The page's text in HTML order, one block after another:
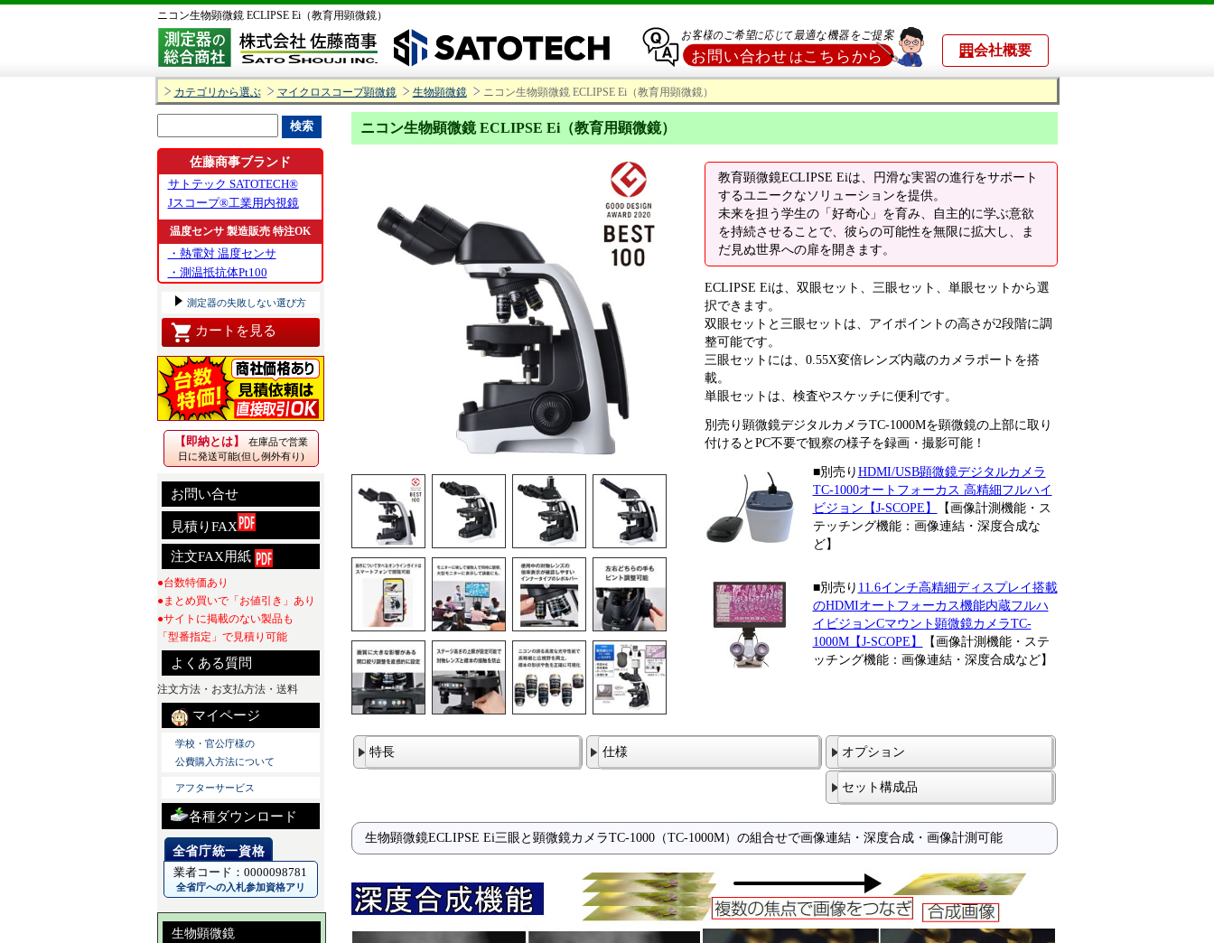
ニコン生物顕微鏡 ECLIPSE Ei（教育用顕微鏡）
会社概要
カテゴリから選ぶ マイクロスコープ顕微鏡 生物顕微鏡 ニコン生物顕微鏡 ECLIPSE Ei（教育用顕微鏡）
ニコン生物顕微鏡 ECLIPSE Ei（教育用顕微鏡）
教育顕微鏡ECLIPSE Eiは、円滑な実習の進行をサポート
するユニークなソリューションを提供。
未来を担う学生の「好奇心」を育み、自主的に学ぶ意欲
を持続させることで、彼らの可能性を無限に拡大し、ま
だ見ぬ世界への扉を開きます。
ECLIPSE Eiは、双眼セット、三眼セット、単眼セットから選
択できます。
双眼セットと三眼セットは、アイポイントの高さが2段階に調
整可能です。
三眼セットには、0.55X変倍レンズ内蔵のカメラポートを搭
載。
単眼セットは、検査やスケッチに便利です。
別売り顕微鏡デジタルカメラTC-1000Mを顕微鏡の上部に取り
付けるとPC不要で観察の様子を録画・撮影可能！
■別売り HDMI/USB顕微鏡デジタルカメラ
TC-1000オートフォーカス 高精細フルハイ
ビジョン【J-SCOPE】
【画像計測機能・ス
テッチング機能：画像連結・深度合成な
ど】
■別売り 11.6インチ高精細ディスプレイ搭載
のHDMIオートフォーカス機能内蔵フルハ
イビジョンCマウント顕微鏡カメラTC-
1000M【J-SCOPE】
【画像計測機能・ステ
ッチング機能：画像連結・深度合成など】
特長 仕様 オプション
セット構成品
生物顕微鏡ECLIPSE Ei三眼と顕微鏡カメラTC-1000（TC-1000M）の組合せで画像連結・深度合成・画像計測可能
佐藤商事ブランド
サトテック SATOTECH®
Jスコープ®工業用内視鏡
温度センサ 製造販売 特注OK
・熱電対 温度センサ
・測温抵抗体Pt100
測定器の失敗しない選び方
カートを見る
【即納とは】
在庫品で営業
日に発送可能(但し例外有り)
お問い合せ
見積りFAX
注文FAX用紙
●台数特価あり
●まとめ買いで「お値引き」あり
●サイトに掲載のない製品も
「型番指定」で見積り可能
よくある質問
注文方法・お支払方法・送料
マイページ
学校・官公庁様の
公費購入方法について
アフターサービス
各種ダウンロード
業者コード：0000098781
全省庁への入札参加資格アリ
生物顕微鏡